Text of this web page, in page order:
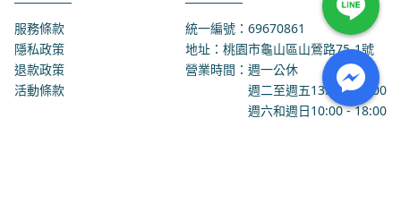
服務條款
隱私政策
退款政策
活動條款
統一編號：69670861
地址：桃園市龜山區山鶯路75-1號
營業時間：週一公休
週二至週五13:00 - 18:00
週六和週日10:00 - 18:00